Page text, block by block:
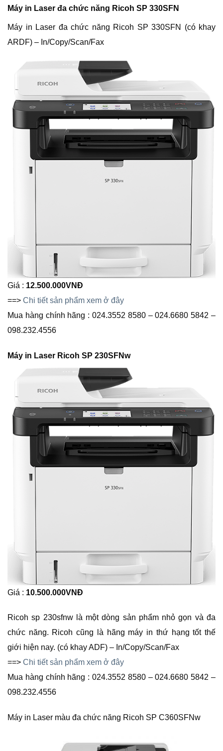
Máy in Laser đa chức năng Ricoh SP 330SFN
Máy in Laser đa chức năng Ricoh SP 330SFN (có khay
ARDF) – In/Copy/Scan/Fax
Giá : 12.500.000VNĐ
==> Chi tiết sản phẩm xem ở đây
Mua hàng chính hãng : 024.3552 8580 – 024.6680 5842 –
098.232.4556
Máy in Laser Ricoh SP 230SFNw
Giá : 10.500.000VNĐ
Ricoh sp 230sfnw là một dòng sản phẩm nhỏ gọn và đa
chức năng. Ricoh cũng là hãng máy in thứ hạng tốt thế
giới hiện nay. (có khay ADF) – In/Copy/Scan/Fax
==> Chi tiết sản phẩm xem ở đây
Mua hàng chính hãng : 024.3552 8580 – 024.6680 5842 –
098.232.4556
Máy in Laser màu đa chức năng Ricoh SP C360SFNw